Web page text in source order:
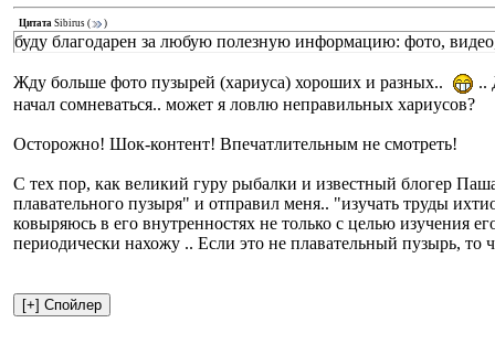
Цитата Sibirus ( )
буду благодарен за любую полезную информацию: фото,
Жду больше фото пузырей (хариуса) хороших и разных..
..
начал сомневаться.. может я ловлю неправильных хариусов?
Осторожно! Шок-контент! Впечатлительным не смотреть!
С тех пор, как великий гуру рыбалки и известный блогер
плавательного пузыря" и отправил меня.. "изучать труды
ковыряюсь в его внутренностях не только с целью изучения
периодически нахожу .. Если это не плавательный пузырь, то